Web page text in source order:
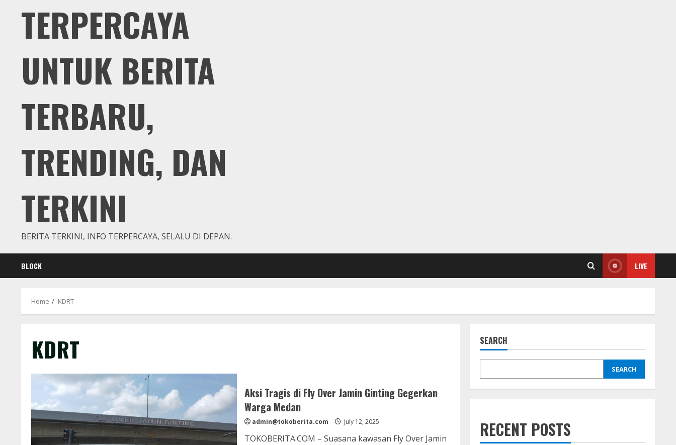
TERPERCAYA
UNTUK BERITA
TERBARU,
TRENDING, DAN
TERKINI
BERITA TERKINI, INFO TERPERCAYA, SELALU DI DEPAN.
BLOCK LIVE
Home KDRT
KDRT
Aksi Tragis di Fly Over Jamin Ginting Gegerkan
Warga Medan
admin@tokoberita.com July 12, 2025
TOKOBERITA.COM – Suasana kawasan Fly Over Jamin
SEARCH
SEARCH
RECENT POSTS